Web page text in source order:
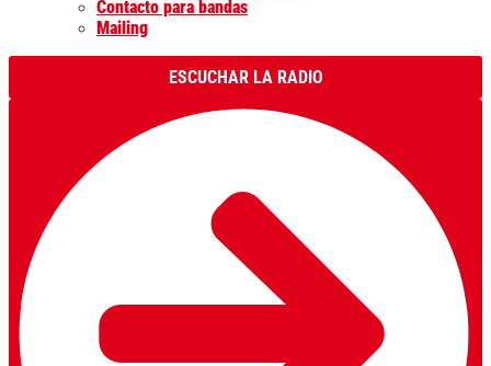
Contacto para bandas
Mailing
ESCUCHAR LA RADIO